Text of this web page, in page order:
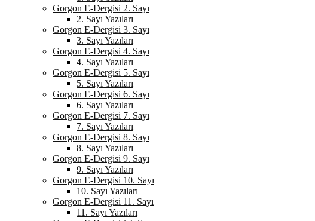
Gorgon E-Dergisi 2. Sayı
2. Sayı Yazıları
Gorgon E-Dergisi 3. Sayı
3. Sayı Yazıları
Gorgon E-Dergisi 4. Sayı
4. Sayı Yazıları
Gorgon E-Dergisi 5. Sayı
5. Sayı Yazıları
Gorgon E-Dergisi 6. Sayı
6. Sayı Yazıları
Gorgon E-Dergisi 7. Sayı
7. Sayı Yazıları
Gorgon E-Dergisi 8. Sayı
8. Sayı Yazıları
Gorgon E-Dergisi 9. Sayı
9. Sayı Yazıları
Gorgon E-Dergisi 10. Sayı
10. Sayı Yazıları
Gorgon E-Dergisi 11. Sayı
11. Sayı Yazıları